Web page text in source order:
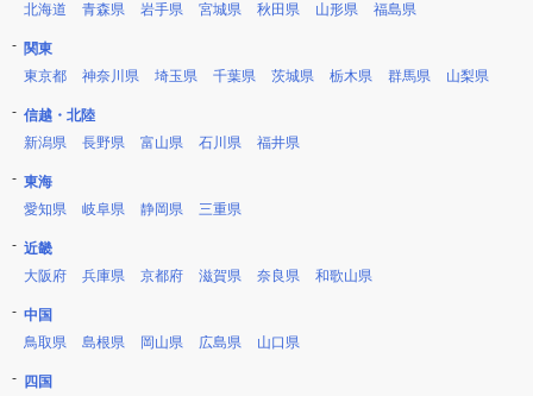
北海道
青森県 岩手県 宮城県 秋田県 山形県 福島県
関東
東京都
神奈川県 埼玉県 千葉県 茨城県 栃木県 群馬県 山梨県
信越・北陸
新潟県
長野県 富山県 石川県 福井県
東海
愛知県
岐阜県 静岡県 三重県
近畿
大阪府
兵庫県 京都府 滋賀県 奈良県 和歌山県
中国
鳥取県
島根県 岡山県 広島県 山口県
四国